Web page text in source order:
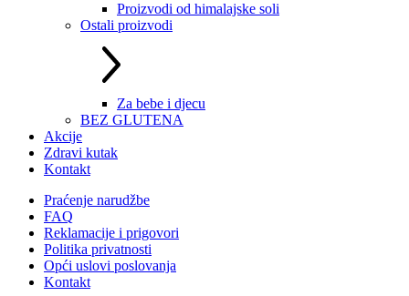
Proizvodi od himalajske soli
Ostali proizvodi
Za bebe i djecu
BEZ GLUTENA
Akcije
Zdravi kutak
Kontakt
Praćenje narudžbe
FAQ
Reklamacije i prigovori
Politika privatnosti
Opći uslovi poslovanja
Kontakt